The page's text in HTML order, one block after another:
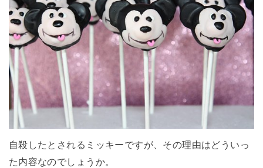
自殺したとされるミッキーですが、その理由はどういっ
た内容なのでしょうか。